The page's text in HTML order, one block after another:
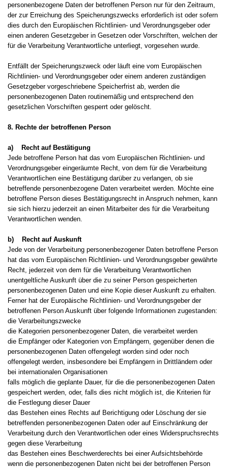
personenbezogene Daten der betroffenen Person nur für den Zeitraum,
der zur Erreichung des Speicherungszwecks erforderlich ist oder sofern
dies durch den Europäischen Richtlinien- und Verordnungsgeber oder
einen anderen Gesetzgeber in Gesetzen oder Vorschriften, welchen der
für die Verarbeitung Verantwortliche unterliegt, vorgesehen wurde.
Entfällt der Speicherungszweck oder läuft eine vom Europäischen
Richtlinien- und Verordnungsgeber oder einem anderen zuständigen
Gesetzgeber vorgeschriebene Speicherfrist ab, werden die
personenbezogenen Daten routinemäßig und entsprechend den
gesetzlichen Vorschriften gesperrt oder gelöscht.
8. Rechte der betroffenen Person
a) Recht auf Bestätigung
Jede betroffene Person hat das vom Europäischen Richtlinien- und
Verordnungsgeber eingeräumte Recht, von dem für die Verarbeitung
Verantwortlichen eine Bestätigung darüber zu verlangen, ob sie
betreffende personenbezogene Daten verarbeitet werden. Möchte eine
betroffene Person dieses Bestätigungsrecht in Anspruch nehmen, kann
sie sich hierzu jederzeit an einen Mitarbeiter des für die Verarbeitung
Verantwortlichen wenden.
b) Recht auf Auskunft
Jede von der Verarbeitung personenbezogener Daten betroffene Person
hat das vom Europäischen Richtlinien- und Verordnungsgeber gewährte
Recht, jederzeit von dem für die Verarbeitung Verantwortlichen
unentgeltliche Auskunft über die zu seiner Person gespeicherten
personenbezogenen Daten und eine Kopie dieser Auskunft zu erhalten.
Ferner hat der Europäische Richtlinien- und Verordnungsgeber der
betroffenen Person Auskunft über folgende Informationen zugestanden:
die Verarbeitungszwecke
die Kategorien personenbezogener Daten, die verarbeitet werden
die Empfänger oder Kategorien von Empfängern, gegenüber denen die
personenbezogenen Daten offengelegt worden sind oder noch
offengelegt werden, insbesondere bei Empfängern in Drittländern oder
bei internationalen Organisationen
falls möglich die geplante Dauer, für die die personenbezogenen Daten
gespeichert werden, oder, falls dies nicht möglich ist, die Kriterien für
die Festlegung dieser Dauer
das Bestehen eines Rechts auf Berichtigung oder Löschung der sie
betreffenden personenbezogenen Daten oder auf Einschränkung der
Verarbeitung durch den Verantwortlichen oder eines Widerspruchsrechts
gegen diese Verarbeitung
das Bestehen eines Beschwerderechts bei einer Aufsichtsbehörde
wenn die personenbezogenen Daten nicht bei der betroffenen Person